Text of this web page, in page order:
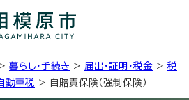
暮らし・手続き > 届出・証明・税金 > 税
動車税 > 自賠責保険（強制保険）